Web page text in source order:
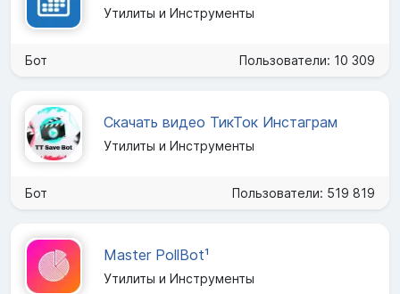
Утилиты и Инструменты
Бот Пользователи: 10 309
Скачать видео ТикТок Инстаграм
Утилиты и Инструменты
Бот Пользователи: 519 819
Master PollBot¹
Утилиты и Инструменты